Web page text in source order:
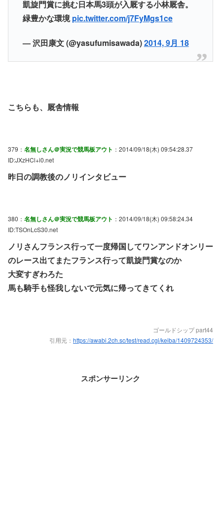
凱旋門賞に挑む日本馬3頭が入厩する小林厩舎。
緑豊かな環境pic.twitter.com/j7FyMgs1ce
— 沢田康文 (@yasufumisawada)2014, 9月 18
こちらも、厩舎情報
379： 名無しさん＠実況で競馬板アウト ：2014/09/18(木) 09:54:28.37
ID:JXzHCl+i0.net
昨日の調教後のノリインタビュー
380： 名無しさん＠実況で競馬板アウト ：2014/09/18(木) 09:58:24.34
ID:TSOnLcS30.net
ノリさんフランス行って一度帰国してワンアンドオンリー
のレース出てまたフランス行って凱旋門賞なのか
大変すぎわろた
馬も騎手も怪我しないで元気に帰ってきてくれ
ゴールドシップ part44
引用元： https://awabi.2ch.sc/test/read.cgi/keiba/1409724353/
スポンサーリンク